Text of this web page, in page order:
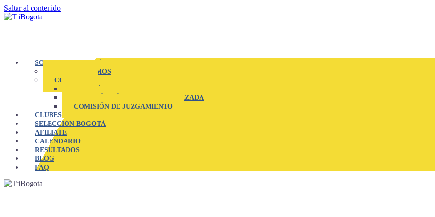
Saltar al contenido
SOMOS TRIBOGOTÁ
QUIENES SOMOS
COMITES
COMISIÓN TÉCNICA Y ESPECIALIZADA
COMISIÓN DE JUZGAMIENTO
CLUBES
SELECCIÓN BOGOTÁ
AFILIATE
CALENDARIO
RESULTADOS
BLOG
FAQ